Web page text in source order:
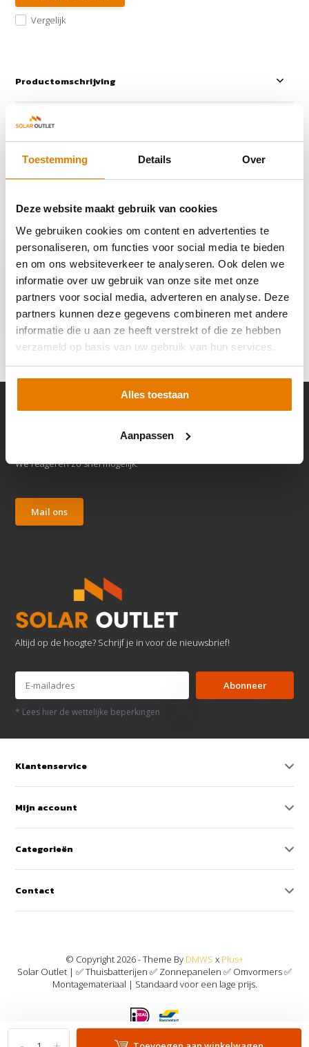
Toestemming Details Over
Deze website maakt gebruik van cookies
We gebruiken cookies om content en advertenties te
personaliseren, om functies voor social media te bieden
en om ons websiteverkeer te analyseren. Ook delen we
informatie over uw gebruik van onze site met onze
partners voor social media, adverteren en analyse. Deze
partners kunnen deze gegevens combineren met andere
informatie die u aan ze heeft verstrekt of die ze hebben
verzameld op basis van uw gebruik van hun services.
Alles toestaan
Aanpassen
Vergelijk
Productomschrijving
Reviews
Delen
Fox ESS H1-5.0-E1-
G2-WL
€ 790,-
We reageren zo snel mogelijk.
Mail ons
Altijd op de hoogte? Schrijf je in voor de nieuwsbrief!
Abonneer
* Lees hier de wettelijke beperkingen
Klantenservice
Mijn account
Categorieën
Contact
© Copyright 2026 - Theme By DMWS x Plus+
Solar Outlet | ✅ Thuisbatterijen ✅ Zonnepanelen ✅ Omvormers ✅
Montagemateriaal | Standaard voor een lage prijs.